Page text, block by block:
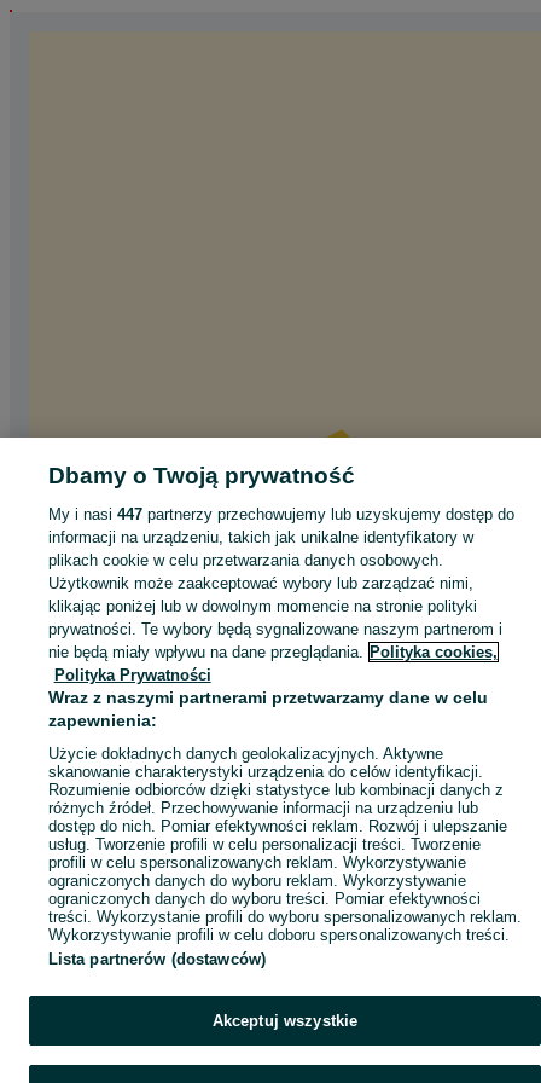
Ups! Coś poszło nie tak...
Odśwież lub wróć na stronę główną
Odśwież
Dbamy o Twoją prywatność
My i nasi 447partnerzy przechowujemy lub uzyskujemy dostęp do
informacji na urządzeniu, takich jak unikalne identyfikatory w
plikach cookie w celu przetwarzania danych osobowych.
Użytkownik może zaakceptować wybory lub zarządzać nimi,
klikając poniżej lub w dowolnym momencie na stronie polityki
prywatności. Te wybory będą sygnalizowane naszym partnerom i
nie będą miały wpływu na dane przeglądania. Polityka cookies,
Polityka Prywatności
Wraz z naszymi partnerami przetwarzamy dane w celu
zapewnienia:
Użycie dokładnych danych geolokalizacyjnych. Aktywne
skanowanie charakterystyki urządzenia do celów identyfikacji.
Rozumienie odbiorców dzięki statystyce lub kombinacji danych z
różnych źródeł. Przechowywanie informacji na urządzeniu lub
dostęp do nich. Pomiar efektywności reklam. Rozwój i ulepszanie
usług. Tworzenie profili w celu personalizacji treści. Tworzenie
profili w celu spersonalizowanych reklam. Wykorzystywanie
ograniczonych danych do wyboru reklam. Wykorzystywanie
ograniczonych danych do wyboru treści. Pomiar efektywności
treści. Wykorzystanie profili do wyboru spersonalizowanych reklam.
Wykorzystywanie profili w celu doboru spersonalizowanych treści.
Lista partnerów (dostawców)
Akceptuj wszystkie